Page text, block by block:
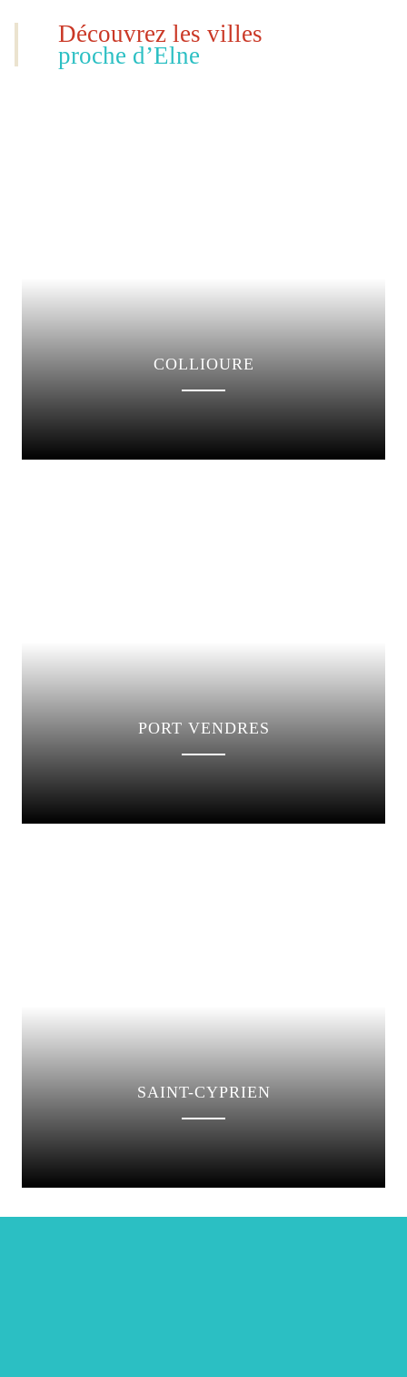
Découvrez les villes
proche d’Elne
COLLIOURE
PORT VENDRES
SAINT-CYPRIEN